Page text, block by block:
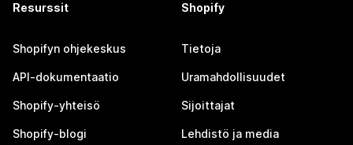
Resurssit
Shopifyn ohjekeskus
API-dokumentaatio
Shopify-yhteisö
Shopify-blogi
Shopify
Tietoja
Uramahdollisuudet
Sijoittajat
Lehdistö ja media